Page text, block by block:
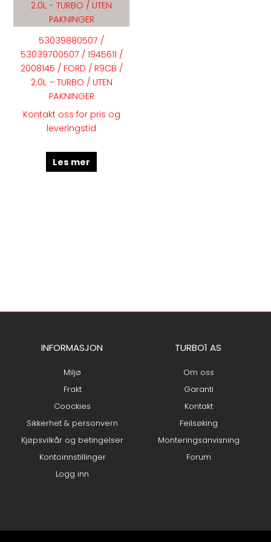
53039880507 /
53039700507 / 1945611 /
2008145 / FORD / R9CB /
2.0L – TURBO / UTEN
PAKNINGER
Kontakt oss for pris og
leveringstid
Les mer
INFORMASJON
Miljø
Frakt
Coockies
Sikkerhet & personvern
Kjøpsvilkår og betingelser
Kontoinnstillinger
Logg inn
TURBO1 AS
Om oss
Garanti
Kontakt
Feilsøking
Monteringsanvisning
Forum